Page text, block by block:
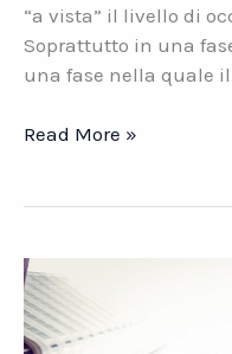
“a vista” il livello di
Soprattutto in una
una fase nella quale il
Tessile.
dei
tuoi
concorrenti
Read More »